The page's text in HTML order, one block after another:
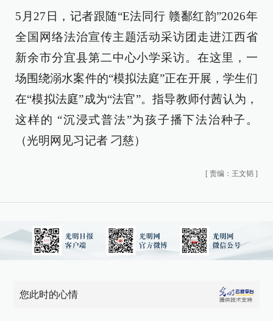
5月27日，记者跟随“E法同行 赣鄱红韵”2026年
全国网络法治宣传主题活动采访团走进江西省
新余市分宜县第二中心小学采访。在这里，一
场围绕溺水案件的“模拟法庭”正在开展，学生们
在“模拟法庭”成为“法官”。指导教师付茜认为，
这样的 “沉浸式普法”为孩子播下法治种子。
（光明网见习记者 刁慈）
[ 责编：王文韬 ]
您此时的心情